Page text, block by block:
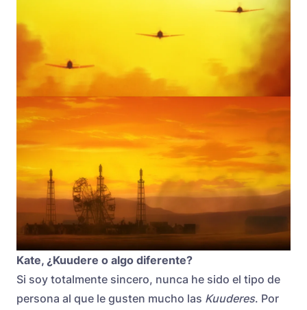
Kate, ¿Kuudere o algo diferente?
Si soy totalmente sincero, nunca he sido el tipo de
persona al que le gusten mucho las Kuuderes. Por